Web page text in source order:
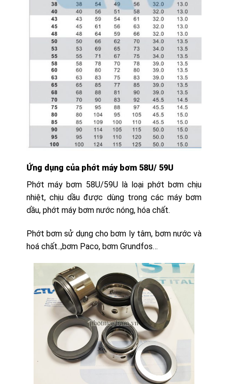
Ứng dụng của phớt máy bơm 58U/ 59U
Phớt máy bơm 58U/59U là loại phớt bơm chịu
nhiệt, chịu dầu được dùng trong các máy bơm
dầu, phớt máy bơm nước nóng, hóa chất.
Phớt bơm sử dụng cho bơm ly tâm, bơm nước và
hoá chất..,bơm Paco, bơm Grundfos…